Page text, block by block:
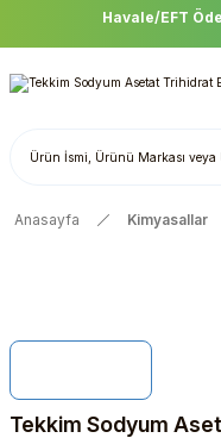
Havale/EFT
Anasayfa Kimyasallar
Tekkim Sodyum